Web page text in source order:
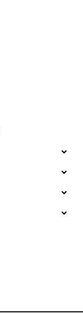



